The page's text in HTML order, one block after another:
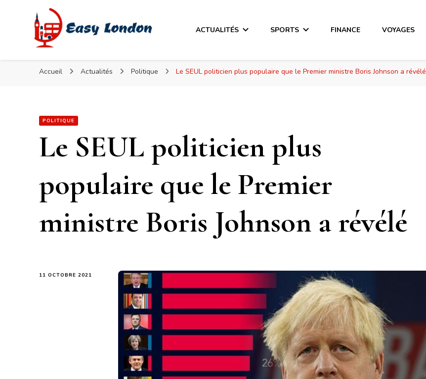
Easy London
Easy London
ACTUALITÉS SPORTS FINANCE VOYAGES
Accueil Actualités Politique Le SEUL politicien plus populaire que le Premier ministre Boris Johnson a révélé
POLITIQUE
Le SEUL politicien plus
populaire que le Premier
ministre Boris Johnson a révélé
11 OCTOBRE 2021